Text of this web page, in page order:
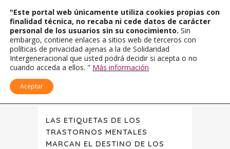
LAS ETIQUETAS DE LOS
TRASTORNOS MENTALES
MARCAN EL DESTINO DE LOS
"Este portal web únicamente utiliza cookies propias con
finalidad técnica, no recaba ni cede datos de carácter
personal de los usuarios sin su conocimiento. Sin
embargo, contiene enlaces a sitios web de terceros con
políticas de privacidad ajenas a la de Solidaridad
Intergeneracional que usted podrá decidir si acepta o no
cuando acceda a ellos. " Más información
Aceptar